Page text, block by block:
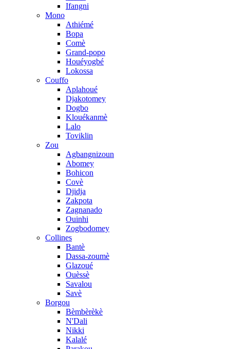
Ifangni
Mono
Athiémé
Bopa
Comè
Grand-popo
Houéyogbé
Lokossa
Couffo
Aplahoué
Djakotomey
Dogbo
Klouékanmè
Lalo
Toviklin
Zou
Agbangnizoun
Abomey
Bohicon
Covè
Djidja
Zakpota
Zagnanado
Ouinhi
Zogbodomey
Collines
Bantè
Dassa-zoumè
Glazoué
Ouèssè
Savalou
Savè
Borgou
Bèmbèrèkè
N'Dali
Nikki
Kalalé